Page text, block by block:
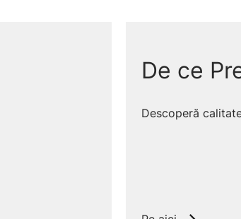
De ce
Descoperă